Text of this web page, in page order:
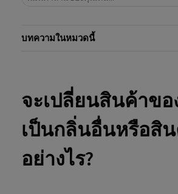
บทความในหมวดนี้
จะเปลี่ยนสินค้าข
เป็นกลิ่นอื่นหรือสิ
อย่างไร?